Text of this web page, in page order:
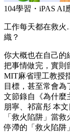
104學習・iPAS AI
工作每天都在救
織？
你大概也在自己的
把事情做完，實則
MIT麻省理工教授
目標，甚至常會
文節錄自《為什麼
朋寧、祁富彤 本
「救火陷阱」當
停滯的「救火陷阱